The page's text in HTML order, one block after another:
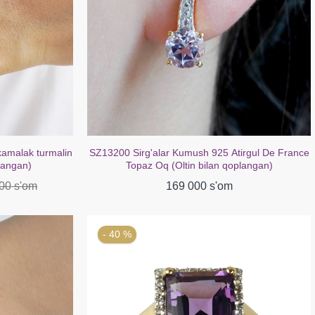
turmalin
s'om
SZ13200 Sirg'alar Kumush 925 Atirgul De France
Topaz Oq (Oltin bilan qoplangan)
169 000 s'om
- 40 %